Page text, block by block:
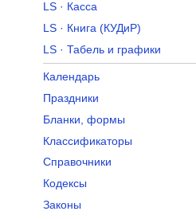
LS · Касса
LS · Книга (КУДиР)
LS · Табель и графики
Календарь
Праздники
Бланки, формы
Классификаторы
Справочники
Кодексы
Законы